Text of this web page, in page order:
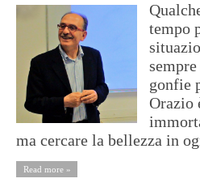
tempo
gonfie
Orazio
ma cercare la bellezza in
Read more »